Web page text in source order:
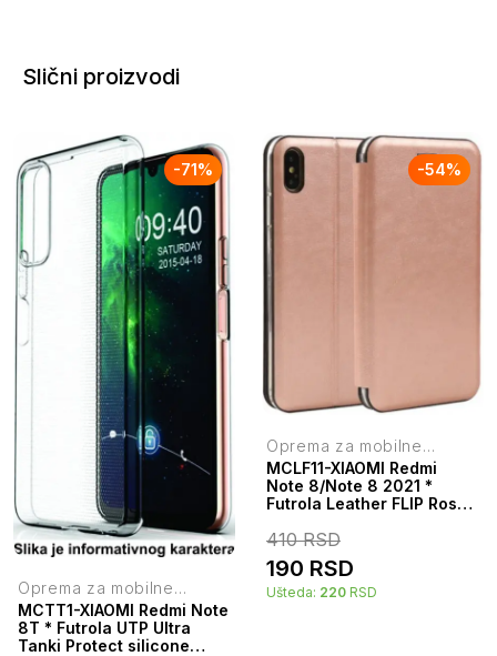
Slični proizvodi
-71%
Oprema za mobilne
telefone
MCTT1-XIAOMI Redmi Note
8T * Futrola UTP Ultra
Tanki Protect silicone
-54%
Oprema za mobilne
telefone
MCLF11-XIAOMI Redmi
Note 8/Note 8 2021 *
Futrola Leather FLIP Rose
410RSD
190 RSD
Ušteda: 220 RSD